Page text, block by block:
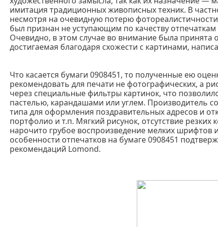
имитация традиционных живописных техник. В
несмотря на очевидную потерю
был признан не уступающим по качеству отпечаткам
Очевидно, в этом случае во внимание была принята
достигаемая благодаря схожести с картинами,
Что касается бумаги 0908451, то полученные ею
рекомендовать для печати не фотографических, а
через специальные фильтры картинок, что
пастелью, карандашами или углем. Производитель
типа для оформления поздравительных адресов и
портфолио и т.п. Мягкий рисунок, отсутствие
нарочито грубое воспроизведение мелких шрифтов
особенности отпечатков на бумаге 0908451
рекомендаций Lomond.